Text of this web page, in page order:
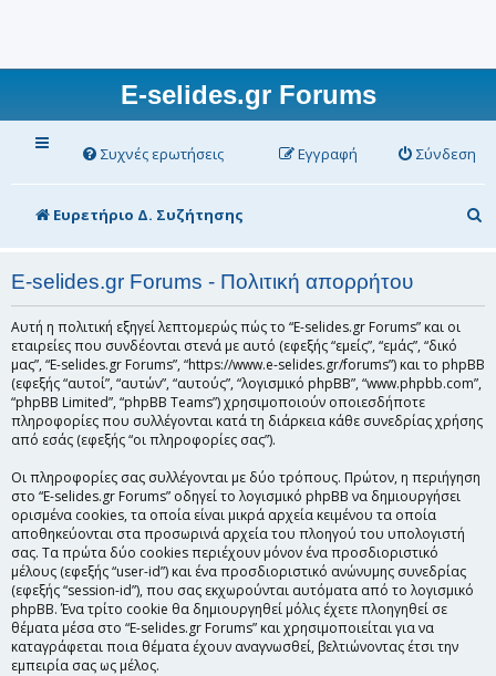
E-selides.gr Forums
Συχνές ερωτήσεις Σύνδεση
Εγγραφή
Ευρετήριο Δ. Συζήτησης
ν
ζ
E-selides.gr Forums - Πολιτική απορρήτου
Αυτή η πολιτική εξηγεί λεπτομερώς πώς το “E-selides.gr Forums” και οι
εταιρείες που συνδέονται στενά με αυτό (εφεξής “εμείς”, “εμάς”, “δικό
μας”, “E-selides.gr Forums”, “https://www.e-selides.gr/forums”) και το phpBB
(εφεξής “αυτοί”, “αυτών”, “αυτούς”, “λογισμικό phpBB”, “www.phpbb.com”,
“phpBB Limited”, “phpBB Teams”) χρησιμοποιούν οποιεσδήποτε
πληροφορίες που συλλέγονται κατά τη διάρκεια κάθε συνεδρίας χρήσης
από εσάς (εφεξής “οι πληροφορίες σας”).
Οι πληροφορίες σας συλλέγονται με δύο τρόπους. Πρώτον, η περιήγηση
στο “E-selides.gr Forums” οδηγεί το λογισμικό phpBB να δημιουργήσει
ορισμένα cookies, τα οποία είναι μικρά αρχεία κειμένου τα οποία
αποθηκεύονται στα προσωρινά αρχεία του πλοηγού του υπολογιστή
σας. Τα πρώτα δύο cookies περιέχουν μόνον ένα προσδιοριστικό
μέλους (εφεξής “user-id”) και ένα προσδιοριστικό ανώνυμης συνεδρίας
(εφεξής “session-id”), που σας εκχωρούνται αυτόματα από το λογισμικό
phpBB. Ένα τρίτο cookie θα δημιουργηθεί μόλις έχετε πλοηγηθεί σε
θέματα μέσα στο “E-selides.gr Forums” και χρησιμοποιείται για να
καταγράφεται ποια θέματα έχουν αναγνωσθεί, βελτιώνοντας έτσι την
εμπειρία σας ως μέλος.